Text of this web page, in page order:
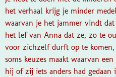
het verhaal krijg je minder
waarvan je het jammer vindt
het lef van Anna dat ze, zo te
voor zichzelf durft op te
soms keuzes maakt waarvan
hij of zij iets anders had